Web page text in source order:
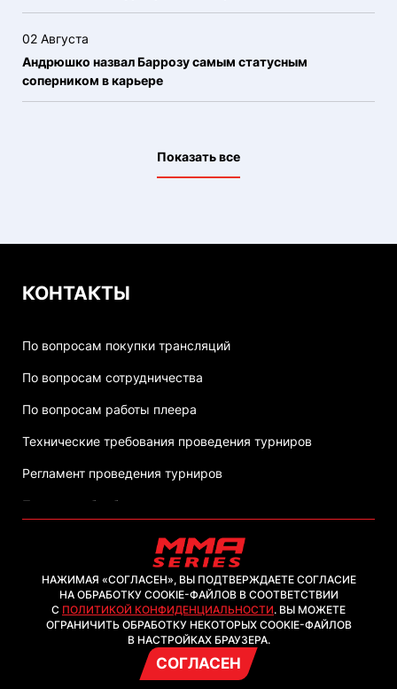
Показать все
02 Августа
Андрюшко назвал Баррозу самым статусным
соперником в карьере
КОНТАКТЫ
По вопросам покупки трансляций
По вопросам сотрудничества
По вопросам работы плеера
Технические требования проведения турниров
Регламент проведения турниров
Политика обработки персональных данных
2026, ООО "ММА-ТВ.КОМ"
НАЖИМАЯ «СОГЛАСЕН», ВЫ ПОДТВЕРЖДАЕТЕ СОГЛАСИЕ
НА ОБРАБОТКУ COOKIE-ФАЙЛОВ В СООТВЕТСТВИИ
С ПОЛИТИКОЙ КОНФИДЕНЦИАЛЬНОСТИ. ВЫ МОЖЕТЕ
ОГРАНИЧИТЬ ОБРАБОТКУ НЕКОТОРЫХ COOKIE-ФАЙЛОВ
В НАСТРОЙКАХ БРАУЗЕРА.
СОГЛАСЕН